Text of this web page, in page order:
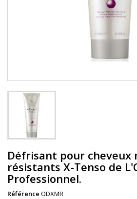
Défrisant pour cheveux
résistants X-Tenso de
Professionnel.
Référence ODXMR